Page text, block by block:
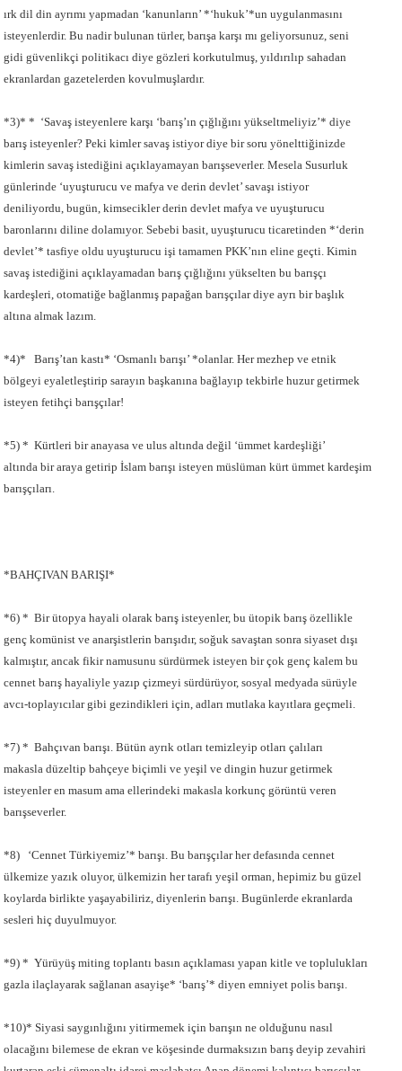
ırk dil din ayrımı yapmadan ‘kanunların’ *‘hukuk’*un uygulanmasını
isteyenlerdir. Bu nadir bulunan türler, barışa karşı mı geliyorsunuz, seni
gidi güvenlikçi politikacı diye gözleri korkutulmuş, yıldırılıp sahadan
ekranlardan gazetelerden kovulmuşlardır.
*3)* * ‘Savaş isteyenlere karşı ‘barış’ın çığlığını yükseltmeliyiz’* diye
barış isteyenler? Peki kimler savaş istiyor diye bir soru yönelttiğinizde
kimlerin savaş istediğini açıklayamayan barışseverler. Mesela Susurluk
günlerinde ‘uyuşturucu ve mafya ve derin devlet’ savaşı istiyor
deniliyordu, bugün, kimsecikler derin devlet mafya ve uyuşturucu
baronlarını diline dolamıyor. Sebebi basit, uyuşturucu ticaretinden *‘derin
devlet’* tasfiye oldu uyuşturucu işi tamamen PKK’nın eline geçti. Kimin
savaş istediğini açıklayamadan barış çığlığını yükselten bu barışçı
kardeşleri, otomatiğe bağlanmış papağan barışçılar diye ayrı bir başlık
altına almak lazım.
*4)* Barış’tan kastı* ‘Osmanlı barışı’ *olanlar. Her mezhep ve etnik
bölgeyi eyaletleştirip sarayın başkanına bağlayıp tekbirle huzur getirmek
isteyen fetihçi barışçılar!
*5) * Kürtleri bir anayasa ve ulus altında değil ‘ümmet kardeşliği’
altında bir araya getirip İslam barışı isteyen müslüman kürt ümmet kardeşim
barışçıları.
*BAHÇIVAN BARIŞI*
*6) * Bir ütopya hayali olarak barış isteyenler, bu ütopik barış özellikle
genç komünist ve anarşistlerin barışıdır, soğuk savaştan sonra siyaset dışı
kalmıştır, ancak fikir namusunu sürdürmek isteyen bir çok genç kalem bu
cennet barış hayaliyle yazıp çizmeyi sürdürüyor, sosyal medyada sürüyle
avcı-toplayıcılar gibi gezindikleri için, adları mutlaka kayıtlara geçmeli.
*7) * Bahçıvan barışı. Bütün ayrık otları temizleyip otları çalıları
makasla düzeltip bahçeye biçimli ve yeşil ve dingin huzur getirmek
isteyenler en masum ama ellerindeki makasla korkunç görüntü veren
barışseverler.
*8) ‘Cennet Türkiyemiz’* barışı. Bu barışçılar her defasında cennet
ülkemize yazık oluyor, ülkemizin her tarafı yeşil orman, hepimiz bu güzel
koylarda birlikte yaşayabiliriz, diyenlerin barışı. Bugünlerde ekranlarda
sesleri hiç duyulmuyor.
*9) * Yürüyüş miting toplantı basın açıklaması yapan kitle ve toplulukları
gazla ilaçlayarak sağlanan asayişe* ‘barış’* diyen emniyet polis barışı.
*10)* Siyasi saygınlığını yitirmemek için barışın ne olduğunu nasıl
olacağını bilemese de ekran ve köşesinde durmaksızın barış deyip zevahiri